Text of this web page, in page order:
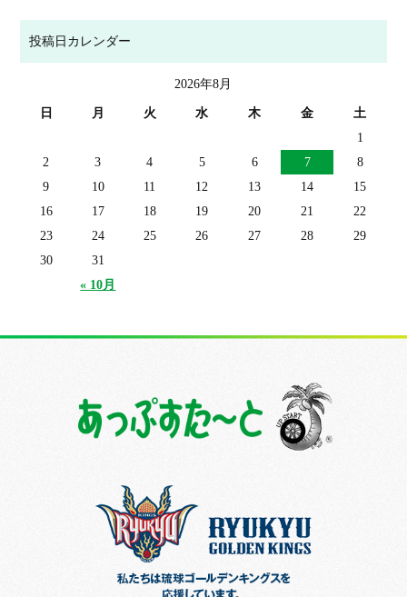
投稿日カレンダー
2026年8月
日 月 火 水 木 金 土
« 10月
1
2
3 4 5 6 7
8
9
10 11 12 13 14
15
16
17 18 19 20 21
22
23
24 25 26 27 28
29
30
31